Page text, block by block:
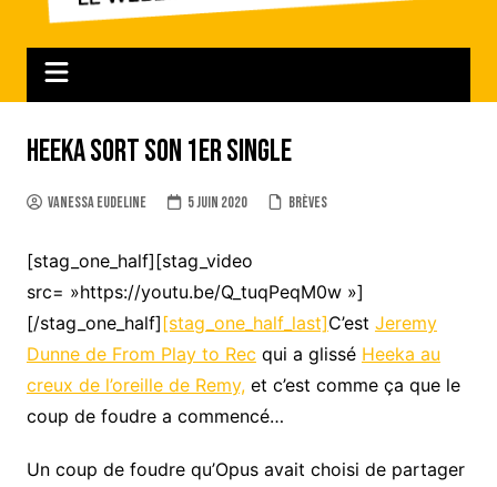
Heeka sort son 1er single
Vanessa Eudeline 5 juin 2020 Brèves
[stag_one_half][stag_video
src= »https://youtu.be/Q_tuqPeqM0w »]
[/stag_one_half][stag_one_half_last]C’est Jeremy
Dunne de From Play to Rec qui a glissé Heeka au
creux de l’oreille de Remy,et c’est comme ça que le
coup de foudre a commencé…
Un coup de foudre qu’Opus avait choisi de partager